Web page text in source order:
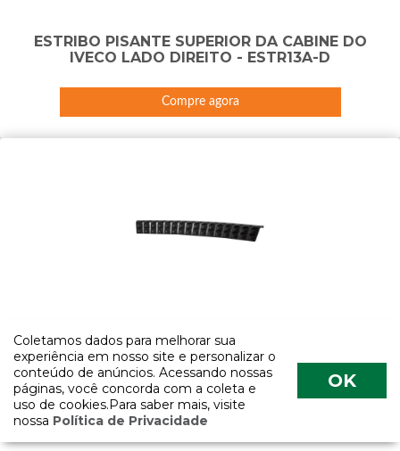
ESTRIBO PISANTE SUPERIOR DA CABINE DO
IVECO LADO DIREITO - ESTR13A-D
Compre agora
ESTRIBO PISANTE SUPERIOR DA CABINE DO
IVECO LADO DIREITO - ESTR13-D-DIP
Compre agora
Coletamos dados para melhorar sua
experiência em nosso site e personalizar o
conteúdo de anúncios. Acessando nossas
páginas, você concorda com a coleta e
uso de cookies.Para saber mais, visite
nossa Política de Privacidade
OK